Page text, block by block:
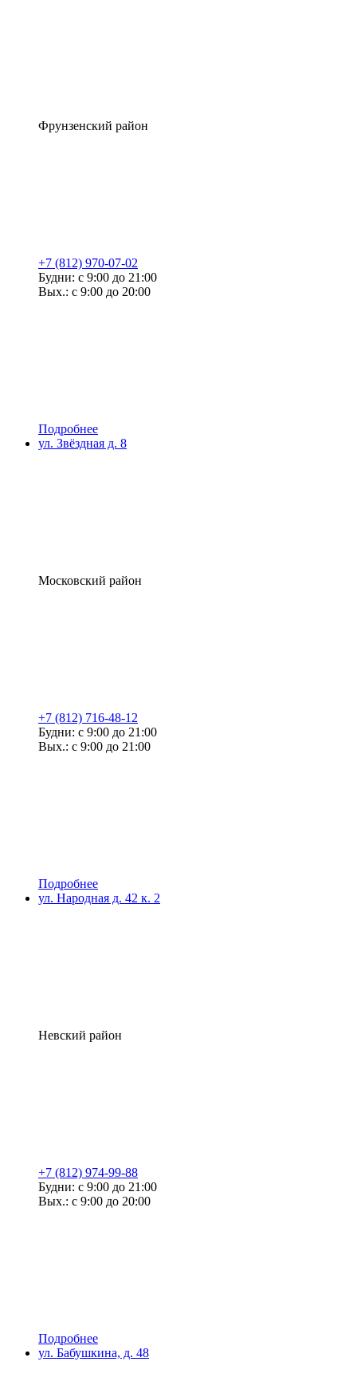
Фрунзенский район
+7 (812) 970-07-02
Будни: с 9:00 до 21:00
Вых.: с 9:00 до 20:00
Подробнее
ул. Звёздная д. 8
Московский район
+7 (812) 716-48-12
Будни: с 9:00 до 21:00
Вых.: с 9:00 до 21:00
Подробнее
ул. Народная д. 42 к. 2
Невский район
+7 (812) 974-99-88
Будни: с 9:00 до 21:00
Вых.: с 9:00 до 20:00
Подробнее
ул. Бабушкина, д. 48